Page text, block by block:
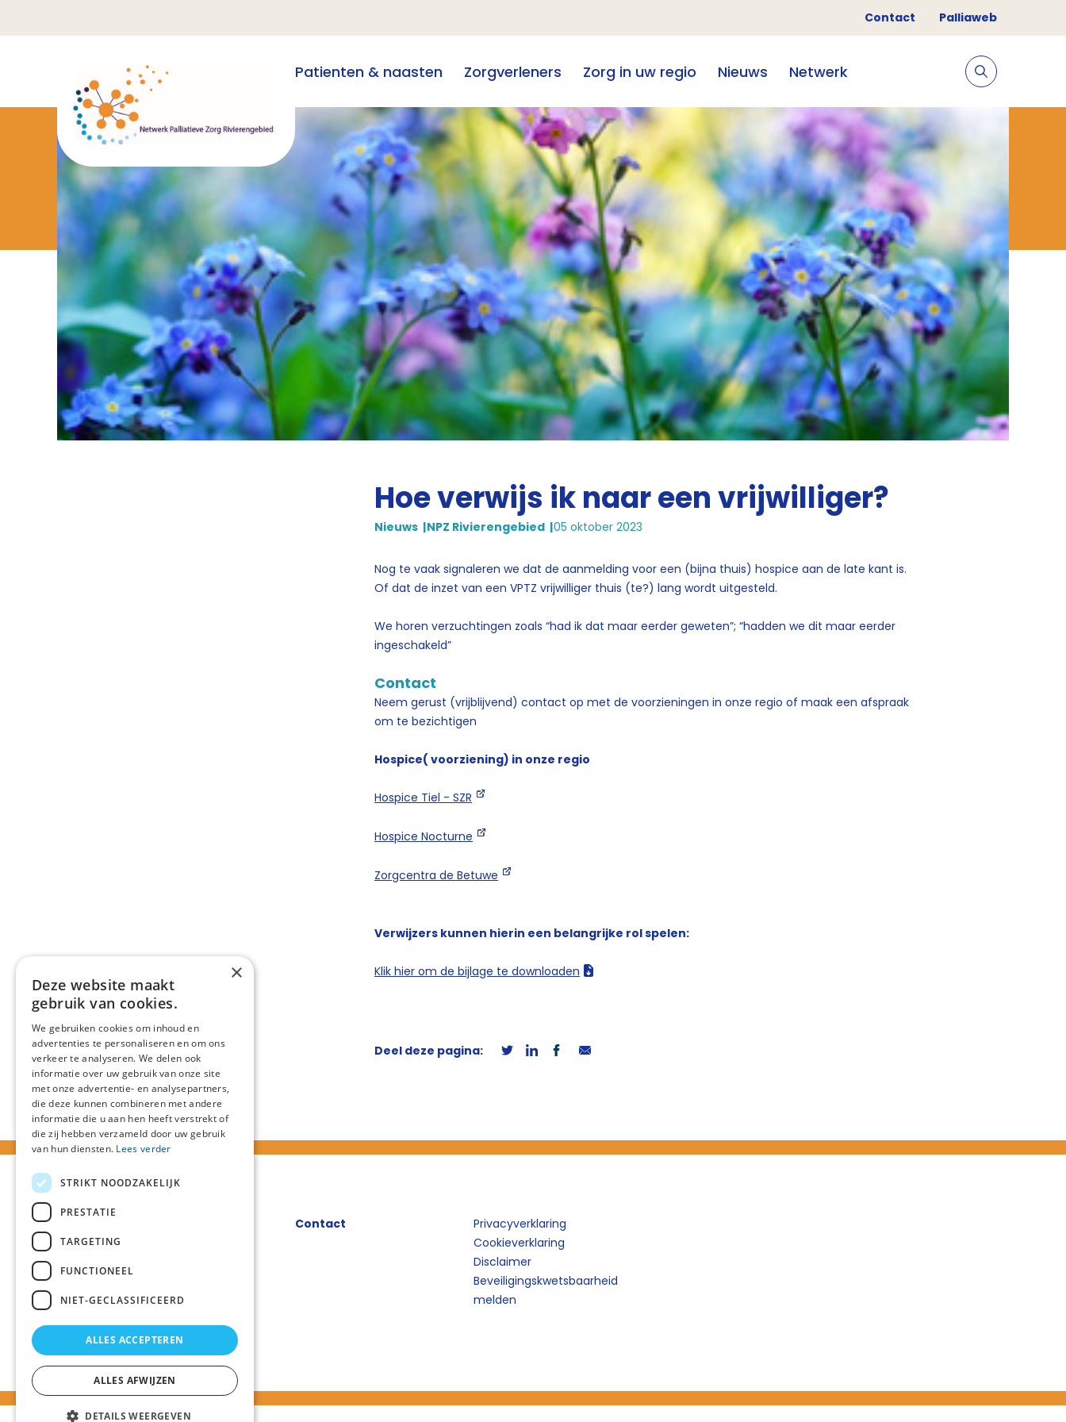
Contact Palliaweb
Patienten & naasten Zorgverleners Zorg in uw regio Nieuws Netwerk
Hoe verwijs ik naar een vrijwilliger?
Nieuws NPZ Rivierengebied 05 oktober 2023
Nog te vaak signaleren we dat de aanmelding voor een (bijna thuis) hospice aan de late kant is.
Of dat de inzet van een VPTZ vrijwilliger thuis (te?) lang wordt uitgesteld.
We horen verzuchtingen zoals “had ik dat maar eerder geweten”; “hadden we dit maar eerder
ingeschakeld”
Contact
Neem gerust (vrijblijvend) contact op met de voorzieningen in onze regio of maak een afspraak
om te bezichtigen
Hospice( voorziening) in onze regio
Hospice Tiel - SZR
Hospice Nocturne
Zorgcentra de Betuwe
Verwijzers kunnen hierin een belangrijke rol spelen:
Klik hier om de bijlage te downloaden
Deel deze pagina:
Contact
Privacyverklaring
Cookieverklaring
Disclaimer
Beveiligingskwetsbaarheid
melden
×
Deze website maakt
gebruik van cookies.
We gebruiken cookies om inhoud en
advertenties te personaliseren en om ons
verkeer te analyseren. We delen ook
informatie over uw gebruik van onze site
met onze advertentie- en analysepartners,
die deze kunnen combineren met andere
informatie die u aan hen heeft verstrekt of
die zij hebben verzameld door uw gebruik
van hun diensten. Lees verder
STRIKT NOODZAKELIJK
PRESTATIE
TARGETING
FUNCTIONEEL
NIET-GECLASSIFICEERD
ALLES ACCEPTEREN
ALLES AFWIJZEN
DETAILS WEERGEVEN